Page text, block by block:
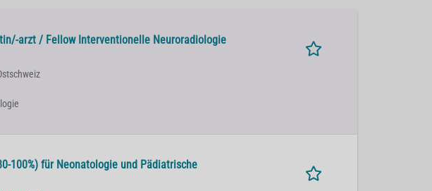
arzt / Fellow Interventionelle Neuroradiologie
100%) für Neonatologie und Pädiatrische